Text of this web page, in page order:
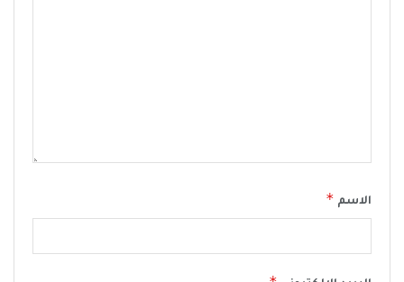
الاسم *